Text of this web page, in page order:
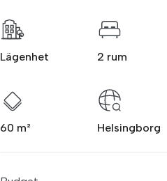
Lägenhet 2 rum
60 m² Helsingborg